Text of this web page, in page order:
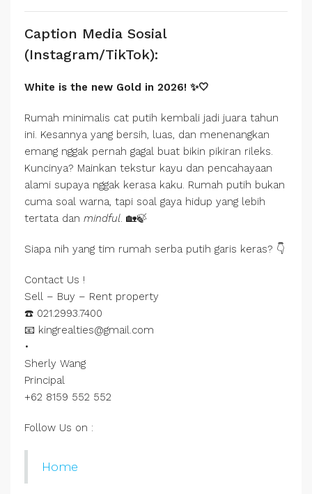
Caption Media Sosial
(Instagram/TikTok):
White is the new Gold in 2026! ✨🤍
Rumah minimalis cat putih kembali jadi juara tahun
ini. Kesannya yang bersih, luas, dan menenangkan
emang nggak pernah gagal buat bikin pikiran rileks.
Kuncinya? Mainkan tekstur kayu dan pencahayaan
alami supaya nggak kerasa kaku. Rumah putih bukan
cuma soal warna, tapi soal gaya hidup yang lebih
tertata dan mindful. 🏡🍃
Siapa nih yang tim rumah serba putih garis keras? 👇
Contact Us !
Sell – Buy – Rent property
☎️ 021.2993.7400
📧 kingrealties@gmail.com
•
Sherly Wang
Principal
+62 8159 552 552
Follow Us on :
Home